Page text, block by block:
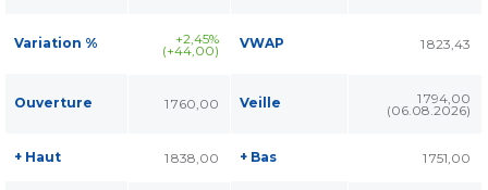
Variation % +2,45%
(+44,00) VWAP 1 823,43
Ouverture 1 760,00 Veille 1 794,00
(06.08.2026)
+ Haut 1 838,00 + Bas 1 751,00